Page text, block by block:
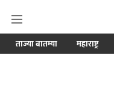
ताज्या बातम्या महाराष्ट्र